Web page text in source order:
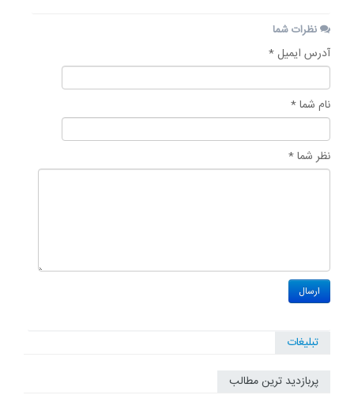
نظرات شما
آدرس ایمیل *
نام شما *
نظر شما *
تبلیغات
پربازدید ترین مطالب